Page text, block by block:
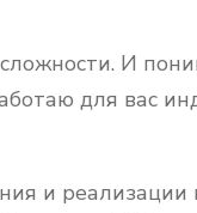
И
для вас
и